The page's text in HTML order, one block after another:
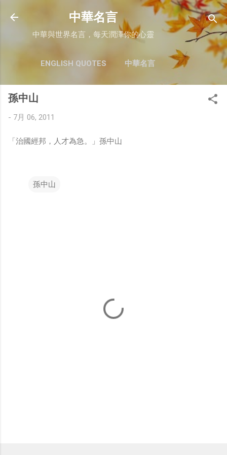
跳至主要內容
中華名言
中華與世界名言，每天潤澤你的心靈
ENGLISH QUOTES 中華名言
孫中山
- 7月 06, 2011
「治國經邦，人才為急。」孫中山
孫中山